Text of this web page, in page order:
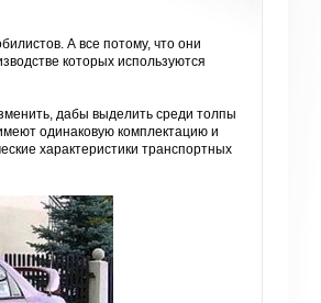
А все потому, что они
которых используются
дабы выделить среди толпы
одинаковую комплектацию и
характеристики транспортных